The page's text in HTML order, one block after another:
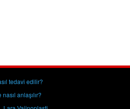
tedavi edilir?
anlaşılır?